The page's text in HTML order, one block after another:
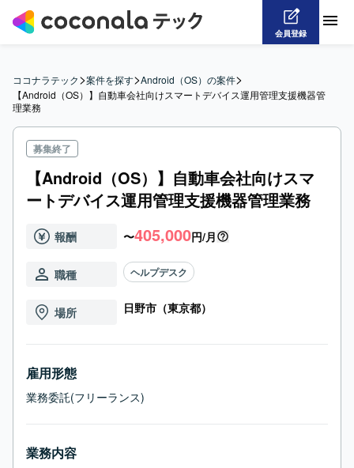
会員登録
ココナラテック>案件を探す>Android（OS）の案件>
【Android（OS）】自動車会社向けスマートデバイス運用管理支援機器管
理業務
募集終了
【Android（OS）】自動車会社向けスマ
ートデバイス運用管理支援機器管理業務
報酬 〜405,000円/月
職種 ヘルプデスク
場所 日野市（東京都）
雇用形態
業務委託(フリーランス)
業務内容